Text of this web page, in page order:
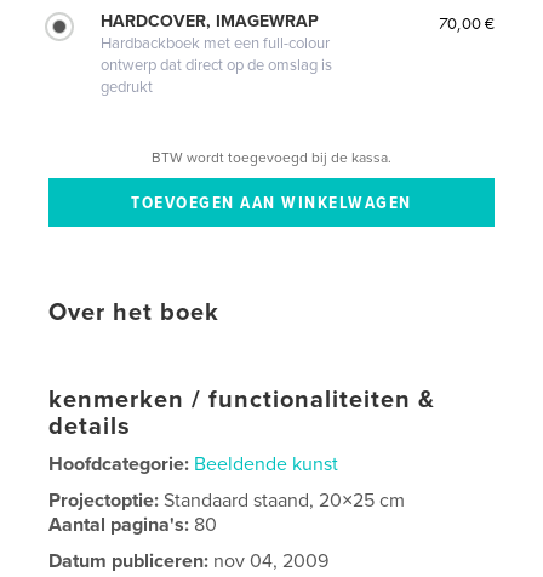
HARDCOVER, IMAGEWRAP
Hardbackboek met een full-colour
ontwerp dat direct op de omslag is
gedrukt
70,00 €
BTW wordt toegevoegd bij de kassa.
Over het boek
kenmerken / functionaliteiten &
details
Hoofdcategorie: Beeldende kunst
Projectoptie:Standaard staand, 20×25 cm
Aantal pagina's: 80
Datum publiceren: nov 04, 2009